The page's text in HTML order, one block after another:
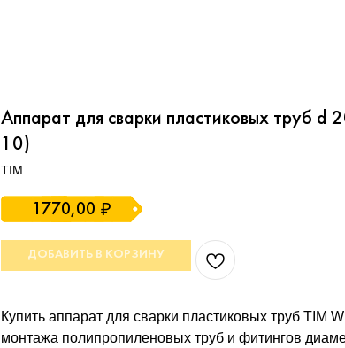
Аппарат для сварки пластиковых труб d
10)
TIM
1770,00 ₽
ДОБАВИТЬ В КОРЗИНУ
Купить аппарат для сварки пластиковых труб TIM
монтажа полипропиленовых труб и фитингов